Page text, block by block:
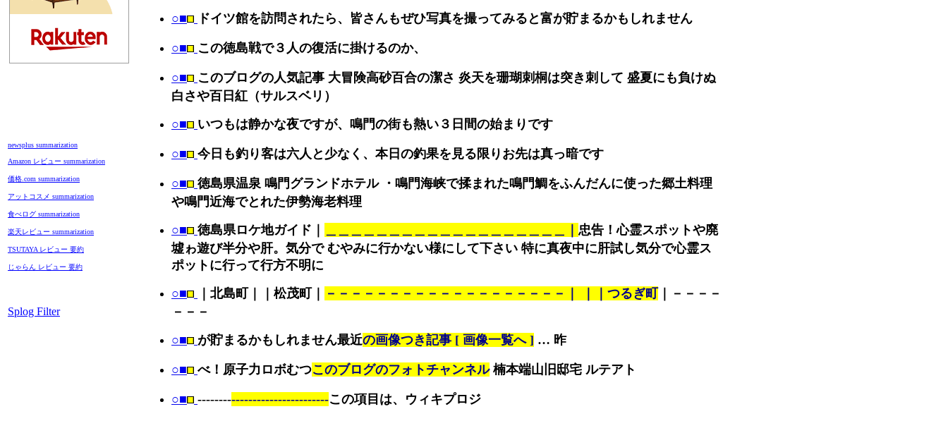
newsplus summarization
Amazon レビュー summarization
価格.com summarization
アットコスメ summarization
食べログ summarization
楽天レビュー summarization
TSUTAYA レビュー 要約
じゃらん レビュー 要約
Splog Filter
○■ ドイツ館を訪問されたら、皆さんもぜひ写真を撮ってみると富が貯まるかもしれません
○■ この徳島戦で３人の復活に掛けるのか、
○■ このブログの人気記事 大冒険高砂百合の潔さ 炎天を珊瑚刺桐は突き刺して 盛夏にも負けぬ
白さや百日紅（サルスベリ）
○■ いつもは静かな夜ですが、鳴門の街も熱い３日間の始まりです
○■ 今日も釣り客は六人と少なく、本日の釣果を見る限りお先は真っ暗です
○■ 徳島県温泉 鳴門グランドホテル ・鳴門海峡で揉まれた鳴門鯛をふんだんに使った郷土料理
や鳴門近海でとれた伊勢海老料理
○■ 徳島県ロケ地ガイド｜ 忠告！心霊スポットや廃
墟ゎ遊び半分や肝。気分で むやみに行かない様にして下さい 特に真夜中に肝試し気分で心霊ス
ポットに行って行方不明に
○■ ｜北島町｜｜松茂町｜ －－－－－－－－－－－－－－－－－－－｜ ｜｜つるぎ町 ｜－－－－
－－－
○■ が貯まるかもしれません最近の画像つき記事 [ 画像一覧へ ] … 昨
○■ べ！原子力ロボむつこのブログのフォトチャンネル楠本端山旧邸宅 ルテアト
○■ -------------------------------この項目は、ウィキプロジ